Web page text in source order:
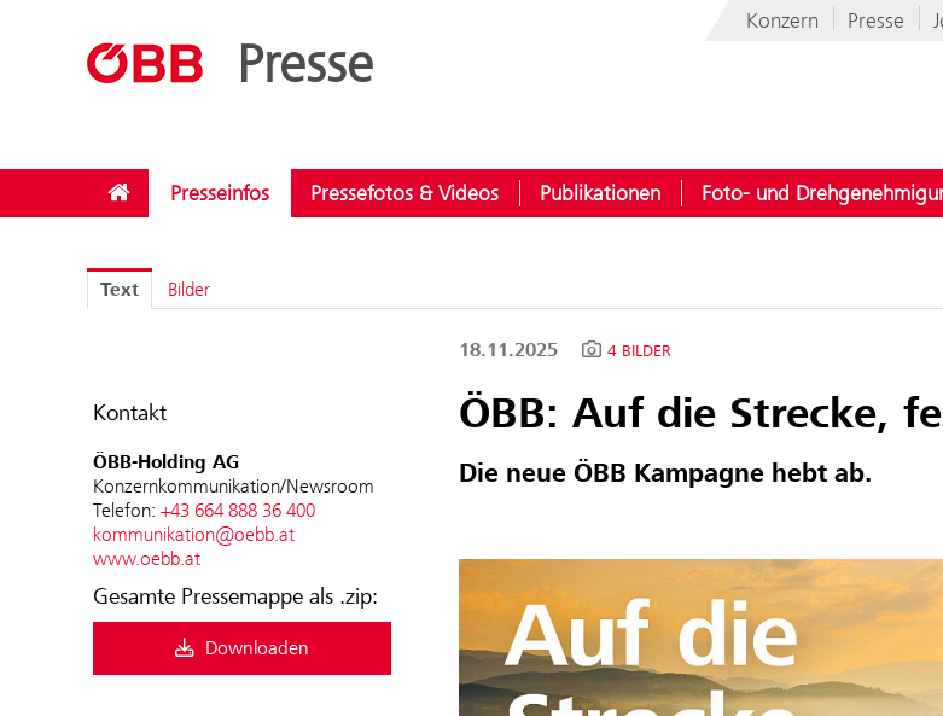
Presse
Konzern Presse
Presseinfos Pressefotos & Videos Publikationen Foto- und
Text Bilder
Kontakt
ÖBB-Holding AG
Konzernkommunikation/Newsroom
Telefon: +43 664 888 36 400
kommunikation@oebb.at
www.oebb.at
Gesamte Pressemappe als .zip:
Downloaden
18.11.2025 4 BILDER
ÖBB: Auf die Strecke,
Die neue ÖBB Kampagne hebt ab.